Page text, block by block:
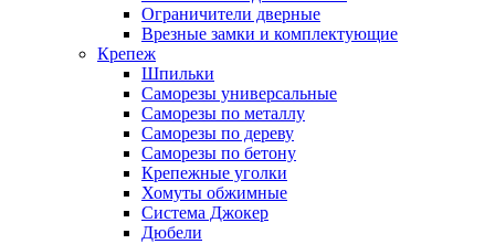
Ограничители дверные
Врезные замки и комплектующие
Крепеж
Шпильки
Саморезы универсальные
Саморезы по металлу
Саморезы по дереву
Саморезы по бетону
Крепежные уголки
Хомуты обжимные
Система Джокер
Дюбели